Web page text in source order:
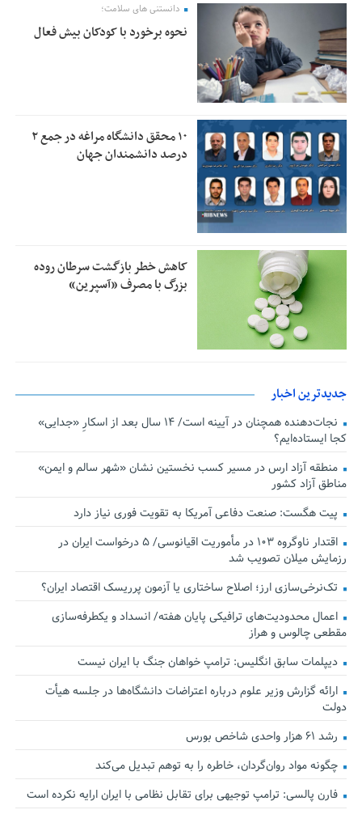
دانستنی های سلامت؛
نحوه برخورد با کودکان بیش فعال
۱۰ محقق دانشگاه مراغه در جمع ۲
درصد دانشمندان جهان
کاهش خطر بازگشت سرطان روده
بزرگ با مصرف «آسپرین»
جدیدترین اخبار
نجات‌دهنده‌ همچنان در آیینه است/ ۱۴ سال بعد از اسکارِ «جدایی»
کجا ایستاده‌ایم؟
منطقه آزاد ارس در مسیر کسب نخستین نشان «شهر سالم و ایمن»
مناطق آزاد کشور
پیت هگست: صنعت دفاعی آمریکا به تقویت فوری نیاز دارد
اقتدار ناوگروه ۱۰۳ در مأموریت‌ اقیانوسی/ ۵ درخواست ایران در
رزمایش میلان تصویب شد
تک‌نرخی‌سازی ارز؛ اصلاح ساختاری یا آزمون پرریسک اقتصاد ایران؟
اعمال محدودیت‌های ترافیکی پایان هفته/ انسداد و یکطرفه‌سازی
مقطعی چالوس و هراز
دیپلمات سابق انگلیس:‌ ترامپ خواهان جنگ با ایران نیست
ارائه گزارش وزیر علوم درباره اعتراضات دانشگاه‌ها در جلسه هیأت
دولت
رشد ۶۱ هزار واحدی شاخص بورس
چگونه مواد روان‌گردان، خاطره را به توهم تبدیل می‌کند
فارن پالسی: ترامپ توجیهی برای تقابل نظامی با ایران ارایه نکرده است